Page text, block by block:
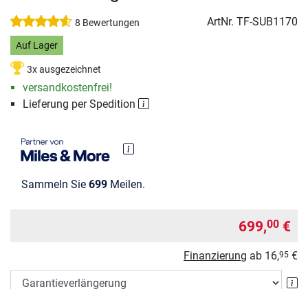
8 Bewertungen ArtNr. TF-SUB1170
Auf Lager
3x ausgezeichnet
versandkostenfrei!
Lieferung per Spedition
Sammeln Sie 699 Meilen.
699,00 €
Finanzierung ab 16,95 €